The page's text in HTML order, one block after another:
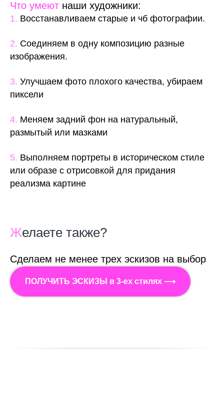
Что умеют наши художники:
1. Восстанавливаем старые и чб фотографии.
2. Соединяем в одну композицию разные
изображения.
3. Улучшаем фото плохого качества, убираем
пиксели
4. Меняем задний фон на натуральный,
размытый или мазками
5. Выполняем портреты в историческом стиле
или образе с отрисовкой для придания
реализма картине
Желаете также?
Сделаем не менее трех эскизов на выбор
ПОЛУЧИТЬ ЭСКИЗЫ в 3-ех стилях ⟶